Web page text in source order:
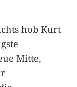
hob Kurt
Mitte,